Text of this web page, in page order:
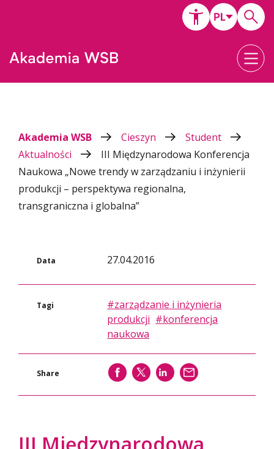
Akademia WSB Cieszyn
Student
Aktualności
III Międzynarodowa Konferencja
Naukowa „Nowe trendy w zarządzaniu i inżynierii
produkcji – perspektywa regionalna,
transgraniczna i globalna”
Data 27.04.2016
Tagi
#zarządzanie i inżynieria
produkcji #konferencja
naukowa
Share SHARE SHARE SHARE